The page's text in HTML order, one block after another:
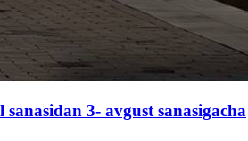
3- avgust sanasigacha